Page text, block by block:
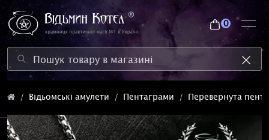
0
Відьомські амулети Пентаграми Перевернута